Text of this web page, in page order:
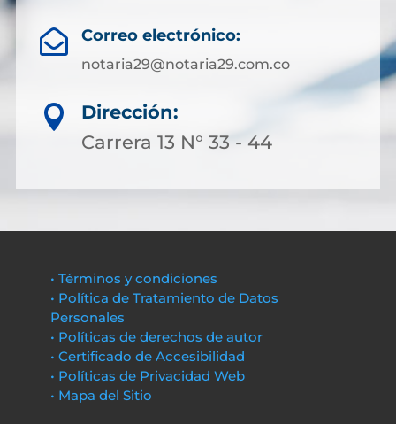
 Correo electrónico:
notaria29@notaria29.com.co

Dirección:
Carrera 13 N° 33 - 44
• Términos y condiciones
• Política de Tratamiento de Datos
Personales
• Políticas de derechos de autor
• Certificado de Accesibilidad
• Políticas de Privacidad Web
• Mapa del Sitio